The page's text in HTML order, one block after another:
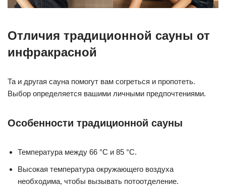
Отличия традиционной сауны от
инфракрасной
Та и другая сауна помогут вам согреться и пропотеть.
Выбор определяется вашими личными предпочтениями.
Особенности традиционной сауны
Температура между 66 °C и 85 °C.
Высокая температура окружающего воздуха
необходима, чтобы вызывать потоотделение.